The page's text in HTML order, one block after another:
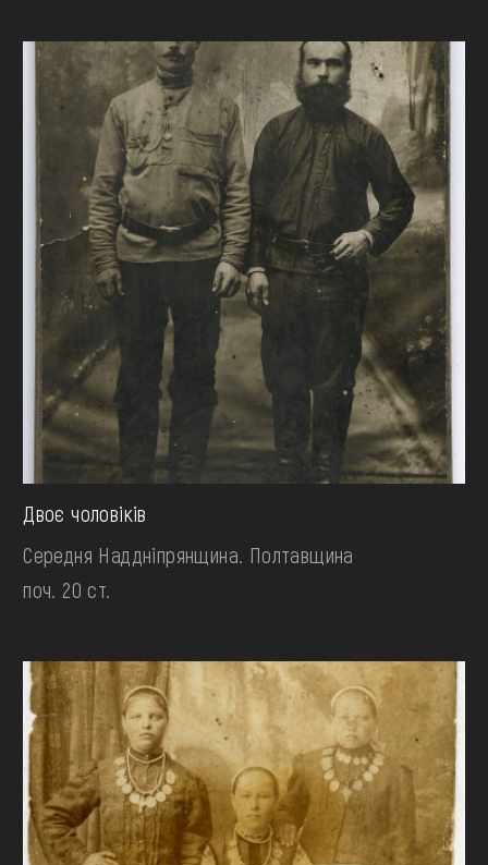
Двоє чоловіків
Середня Наддніпрянщина. Полтавщина
поч. 20 ст.